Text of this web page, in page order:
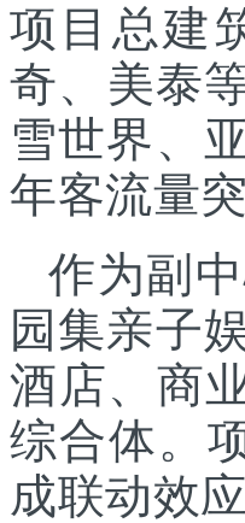
项目总建
奇、美泰
雪世界、
年客流量
作为副
园集亲子
酒店、商
综合体。
成联动效